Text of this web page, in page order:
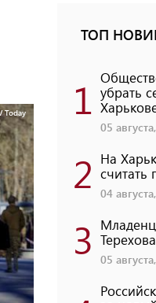
Today
ТОП
1 убрать
05
2 На
считать
04
3 05